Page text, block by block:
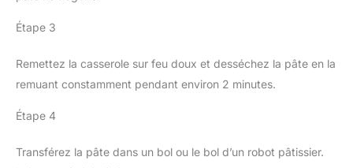
Étape 3
Remettez la casserole sur feu doux et desséchez la pâte en la
remuant constamment pendant environ 2 minutes.
Étape 4
Transférez la pâte dans un bol ou le bol d’un robot pâtissier.